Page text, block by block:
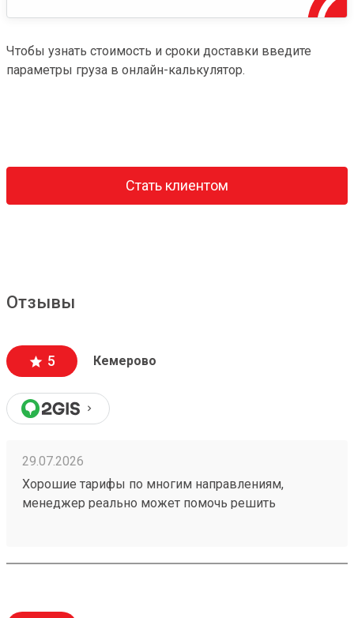
Чтобы узнать стоимость и сроки доставки введите
параметры груза в онлайн-калькулятор.
Стать клиентом
Отзывы
5 Кемерово
29.07.2026
Хорошие тарифы по многим направлениям,
менеджер реально может помочь решить
менеджеру Татьяне